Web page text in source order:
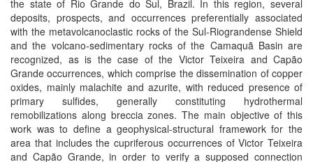
the state of Rio Grande do Sul, Brazil. In this region, several
deposits, prospects, and occurrences preferentially associated
with the metavolcanoclastic rocks of the Sul-Riograndense Shield
and the volcano-sedimentary rocks of the Camaquã Basin are
recognized, as is the case of the Victor Teixeira and Capão
Grande occurrences, which comprise the dissemination of copper
oxides, mainly malachite and azurite, with reduced presence of
primary sulfides, generally constituting hydrothermal
remobilizations along breccia zones. The main objective of this
work was to define a geophysical-structural framework for the
area that includes the cupriferous occurrences of Victor Teixeira
and Capão Grande, in order to verify a supposed connection